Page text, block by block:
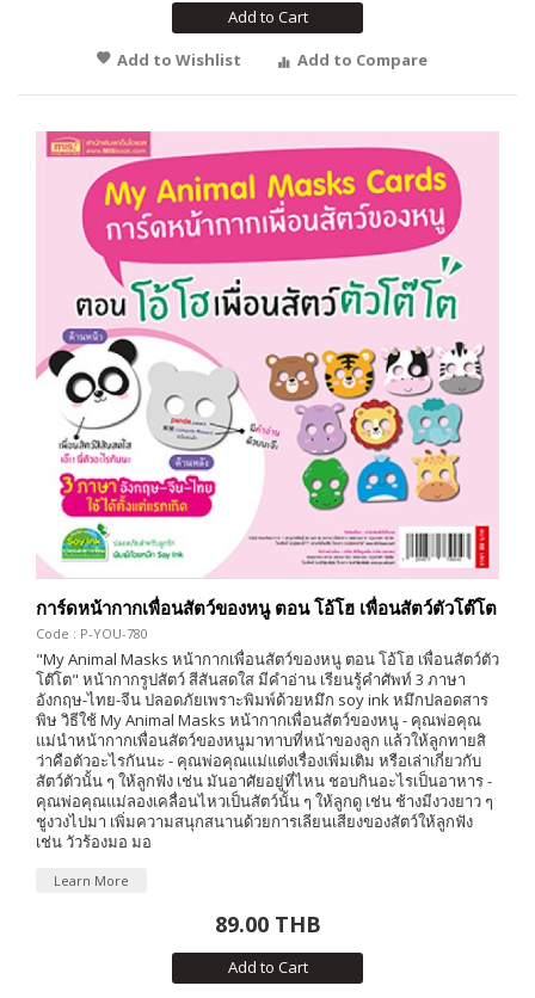
Add to Cart
Add to Wishlist
Add to Compare
การ์ดหน้ากากเพื่อนสัตว์ของหนู ตอน โอ้โฮ เพื่อนสัตว์ตัวโต๊โต
Code : P-YOU-780
"My Animal Masks หน้ากากเพื่อนสัตว์ของหนู ตอน โอ้โฮ เพื่อนสัตว์ตัว
โต๊โต" หน้ากากรูปสัตว์ สีสันสดใส มีคำอ่าน เรียนรู้คำศัพท์ 3 ภาษา
อังกฤษ-ไทย-จีน ปลอดภัยเพราะพิมพ์ด้วยหมึก soy ink หมึกปลอดสาร
พิษ วิธีใช้ My Animal Masks หน้ากากเพื่อนสัตว์ของหนู - คุณพ่อคุณ
แม่นำหน้ากากเพื่อนสัตว์ของหนูมาทาบที่หน้าของลูก แล้วให้ลูกทายสิ
ว่าคือตัวอะไรกันนะ - คุณพ่อคุณแม่แต่งเรื่องเพิ่มเติม หรือเล่าเกี่ยวกับ
สัตว์ตัวนั้น ๆ ให้ลูกฟัง เช่น มันอาศัยอยู่ที่ไหน ชอบกินอะไรเป็นอาหาร -
คุณพ่อคุณแม่ลองเคลื่อนไหวเป็นสัตว์นั้น ๆ ให้ลูกดู เช่น ช้างมีงวงยาว ๆ
ชูงวงไปมา เพิ่มความสนุกสนานด้วยการเลียนเสียงของสัตว์ให้ลูกฟัง
เช่น วัวร้องมอ มอ
Learn More
89.00 THB
Add to Cart